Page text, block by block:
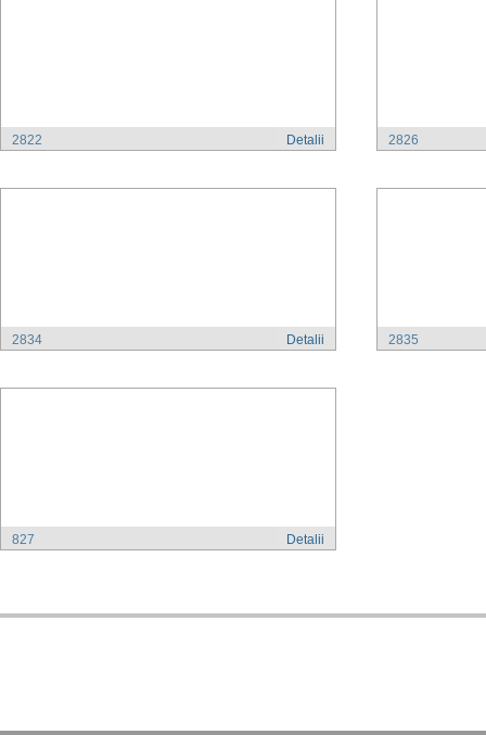
Detalii
2822 2826
Detalii
2834 2835
Detalii
827